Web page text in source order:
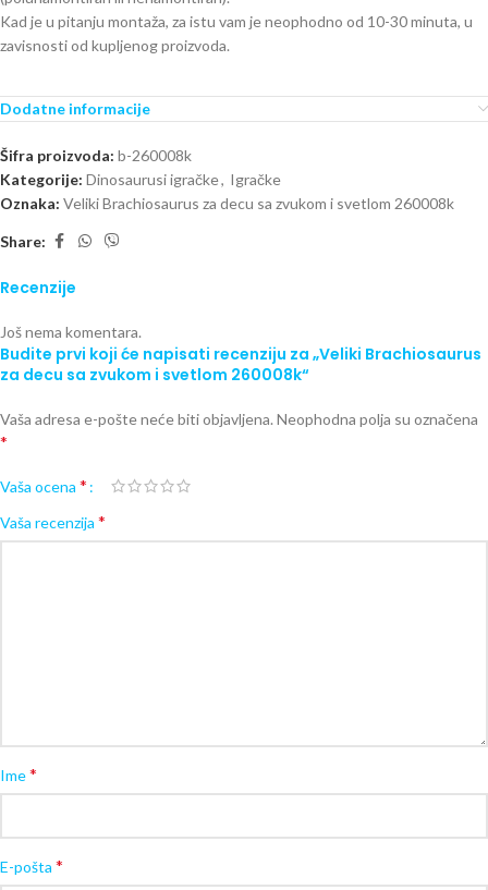
Kad je u pitanju montaža, za istu vam je neophodno od 10-30 minuta, u
zavisnosti od kupljenog proizvoda.
Dodatne informacije
Šifra proizvoda: b-260008k
Kategorije: Dinosaurusi igračke, Igračke
Oznaka: Veliki Brachiosaurus za decu sa zvukom i svetlom 260008k
Share:
Recenzije
Još nema komentara.
Budite prvi koji će napisati recenziju za „Veliki Brachiosaurus
za decu sa zvukom i svetlom 260008k“
Vaša adresa e-pošte neće biti objavljena. Neophodna polja su označena
*
Vaša ocena *
Vaša recenzija *
Ime*
E-pošta *